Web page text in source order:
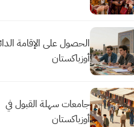
الحصول على الإقامة
أوزباكستان
جامعات سهلة القبول في
أوزباكستان